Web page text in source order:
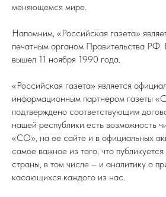
меняющемся мире.
Напомним, «Российская газета»
печатным органом Правительства
вышел 11 ноября 1990 года.
«Российская газета» является
информационным партнером газеты
подтверждено соответствующим
нашей республики есть возможность
«СО», на ее сайте и в официальных
самое важное из того, что
страны, в том числе – и аналитику о
касающихся каждого из нас.